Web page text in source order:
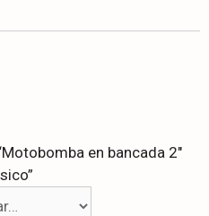
en bancada 2″